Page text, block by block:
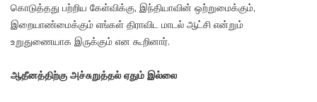
கொடுத்தது பற்றிய கேள்விக்கு, இந்தியாவின் ஒற்றுமைக்கும்,
இறையாண்மைக்கும் எங்கள் திராவிட மாடல் ஆட்சி என்றும்
உறுதுணையாக இருக்கும் என கூறினார்.
ஆதீனத்திற்கு அச்சுறுத்தல் ஏதும் இல்லை